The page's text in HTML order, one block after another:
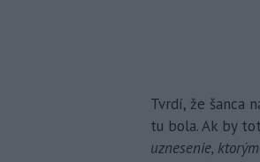
Tvrdí, že šanca
tu bola. Ak by
uznesenie,